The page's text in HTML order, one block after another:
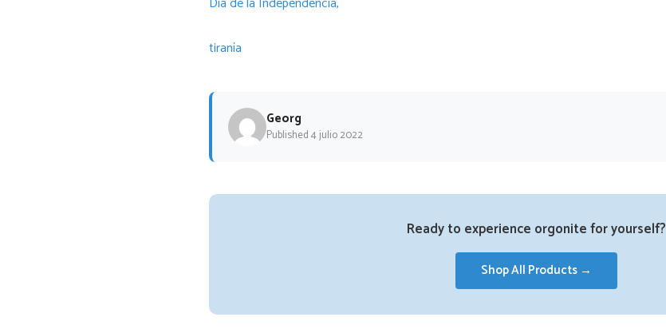
tiranía
Georg
Published 4 julio 2022
Ready to experience orgonite for yourself?
Shop All Products →